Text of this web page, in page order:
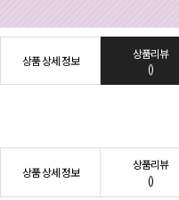
상품 상세 정보
상품리뷰
()
상품 상세 정보
상품리뷰
()